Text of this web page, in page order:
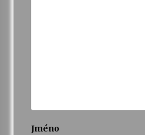
Jméno